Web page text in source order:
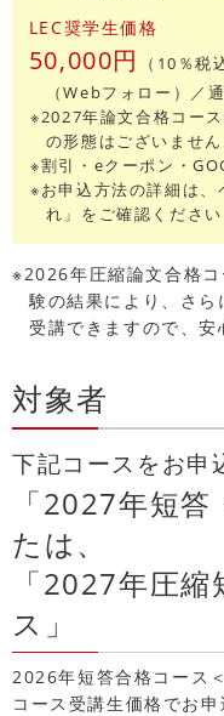
LEC奨学生価格
50,000円
（10％
（Webフォロー）／
※2027年論文合格コー
の形態はございません
※割引・eクーポン・
※お申込方法の詳細は
れ」をご確認ください
※2026年圧縮論文合格
験の結果により、さ
受講できますので、安
対象者
下記コースをお申
「2027年短
たは、
「2027年圧
ス」
2026年短答合格コース
コース受講生価格でお申